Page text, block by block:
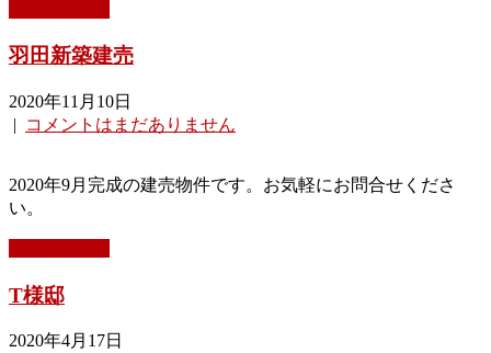
羽田新築建売
2020年11月10日
|
コメントはまだありません
2020年9月完成の建売物件です。お気軽にお問合せくださ
い。
T様邸
2020年4月17日